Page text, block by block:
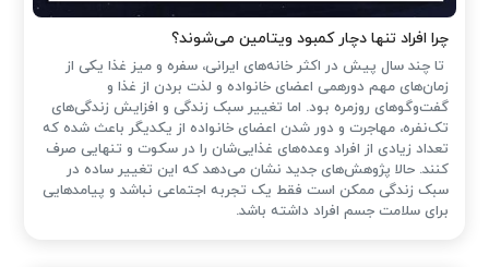
چرا افراد تنها دچار کمبود ویتامین می‌شوند؟
تا چند سال پیش در اکثر خانه‌های ایرانی، سفره و میز غذا یکی از
زمان‌های مهم دورهمی اعضای خانواده و لذت بردن از غذا و
گفت‌وگوهای روزمره بود. اما تغییر سبک زندگی و افزایش زندگی‌های
تک‌نفره، مهاجرت و دور شدن اعضای خانواده از یکدیگر باعث شده که
تعداد زیادی از افراد وعده‌های غذایی‌شان را در سکوت و تنهایی صرف
کنند. حالا پژوهش‌های جدید نشان می‌دهد که این تغییر ساده در
سبک زندگی ممکن است فقط یک تجربه اجتماعی نباشد و پیامدهایی
برای سلامت جسم افراد داشته باشد.